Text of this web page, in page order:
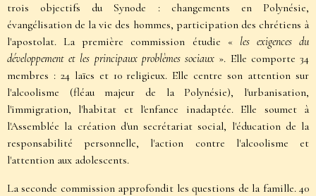
trois objectifs du Synode : changements en Polynésie,
évangélisation de la vie des hommes, participation des chrétiens à
l'apostolat. La première commission étudie « les exigences du
développement et les principaux problèmes sociaux ». Elle comporte 34
membres : 24 laïcs et 10 religieux. Elle centre son attention sur
l'alcoolisme (fléau majeur de la Polynésie), l'urbanisation,
l'immigration, l'habitat et l'enfance inadaptée. Elle soumet à
l'Assemblée la création d'un secrétariat social, l'éducation de la
responsabilité personnelle, l'action contre l'alcoolisme et
l'attention aux adolescents.
La seconde commission approfondit les questions de la famille. 40